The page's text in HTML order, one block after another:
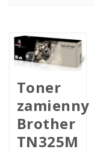
Toner
zamienny
Brother
TN325M